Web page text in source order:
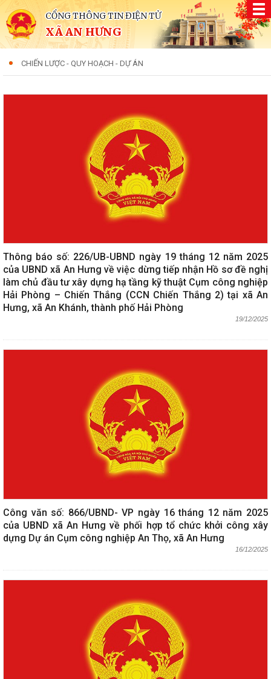
CỔNG THÔNG TIN ĐIỆN TỬ
XÃ AN HƯNG
CHIẾN LƯỢC - QUY HOẠCH - DỰ ÁN
Thông báo số: 226/UB-UBND ngày 19 tháng 12 năm 2025
của UBND xã An Hưng về việc dừng tiếp nhận Hồ sơ đề nghị
làm chủ đầu tư xây dựng hạ tầng kỹ thuật Cụm công nghiệp
Hải Phòng – Chiến Thắng (CCN Chiến Thắng 2) tại xã An
Hưng, xã An Khánh, thành phố Hải Phòng
19/12/2025
Công văn số: 866/UBND- VP ngày 16 tháng 12 năm 2025
của UBND xã An Hưng về phối hợp tổ chức khởi công xây
dựng Dự án Cụm công nghiệp An Thọ, xã An Hưng
16/12/2025